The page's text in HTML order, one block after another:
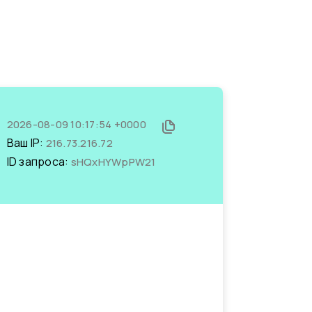
2026-08-09 10:17:54 +0000
Ваш IP: 216.73.216.72
ID запроса: sHQxHYWpPW21